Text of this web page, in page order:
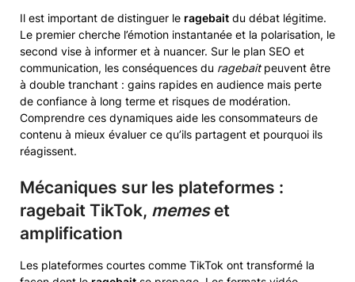
Il est important de distinguer le ragebait du débat légitime.
Le premier cherche l’émotion instantanée et la polarisation, le
second vise à informer et à nuancer. Sur le plan SEO et
communication, les conséquences du ragebaitpeuvent être
à double tranchant : gains rapides en audience mais perte
de confiance à long terme et risques de modération.
Comprendre ces dynamiques aide les consommateurs de
contenu à mieux évaluer ce qu’ils partagent et pourquoi ils
réagissent.
Mécaniques sur les plateformes :
ragebait TikTok, memeset
amplification
Les plateformes courtes comme TikTok ont transformé la